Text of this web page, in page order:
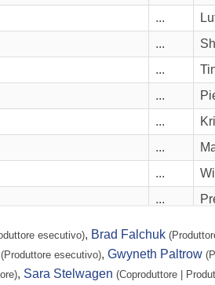
...
...
...
...
...
...
...
...
...
...
esecutivo), Brad Falchuk
(Produttore esecutivo), Gwyneth Paltrow
, Sara Stelwagen (Coproduttore |